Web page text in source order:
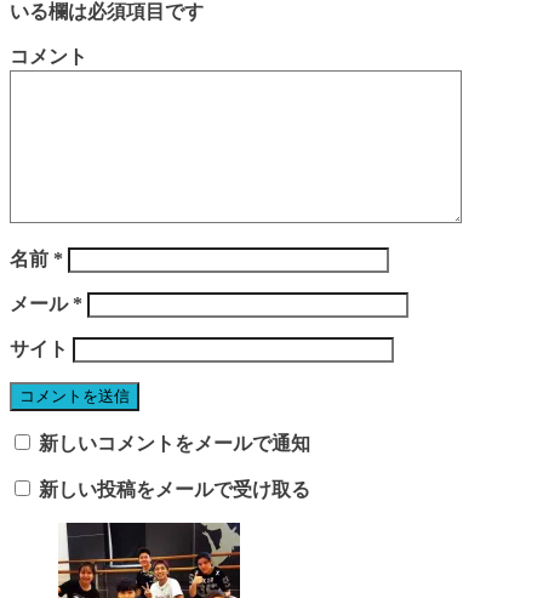
いる欄は必須項目です
コメント
名前 *
メール *
サイト
新しいコメントをメールで通知
新しい投稿をメールで受け取る